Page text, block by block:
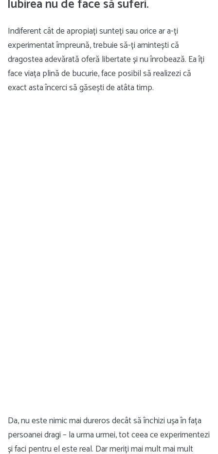
Iubirea nu de face să suferi.
Indiferent cât de apropiați sunteți sau orice ar a-ți
experimentat împreună, trebuie să-ți amintești că
dragostea adevărată oferă libertate și nu înrobează. Ea îți
face viața plină de bucurie, face posibil să realizezi că
exact asta încerci să găsești de atâta timp.
Da, nu este nimic mai dureros decât să închizi ușa în fața
persoanei dragi – la urma urmei, tot ceea ce experimentezi
și faci pentru el este real. Dar meriți mai mult mai mult